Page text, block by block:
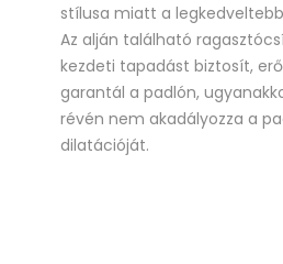
stílusa miatt a
Az alján található
kezdeti tapadást biztosít,
garantál a padlón,
révén nem akadályozza a
dilatációját.